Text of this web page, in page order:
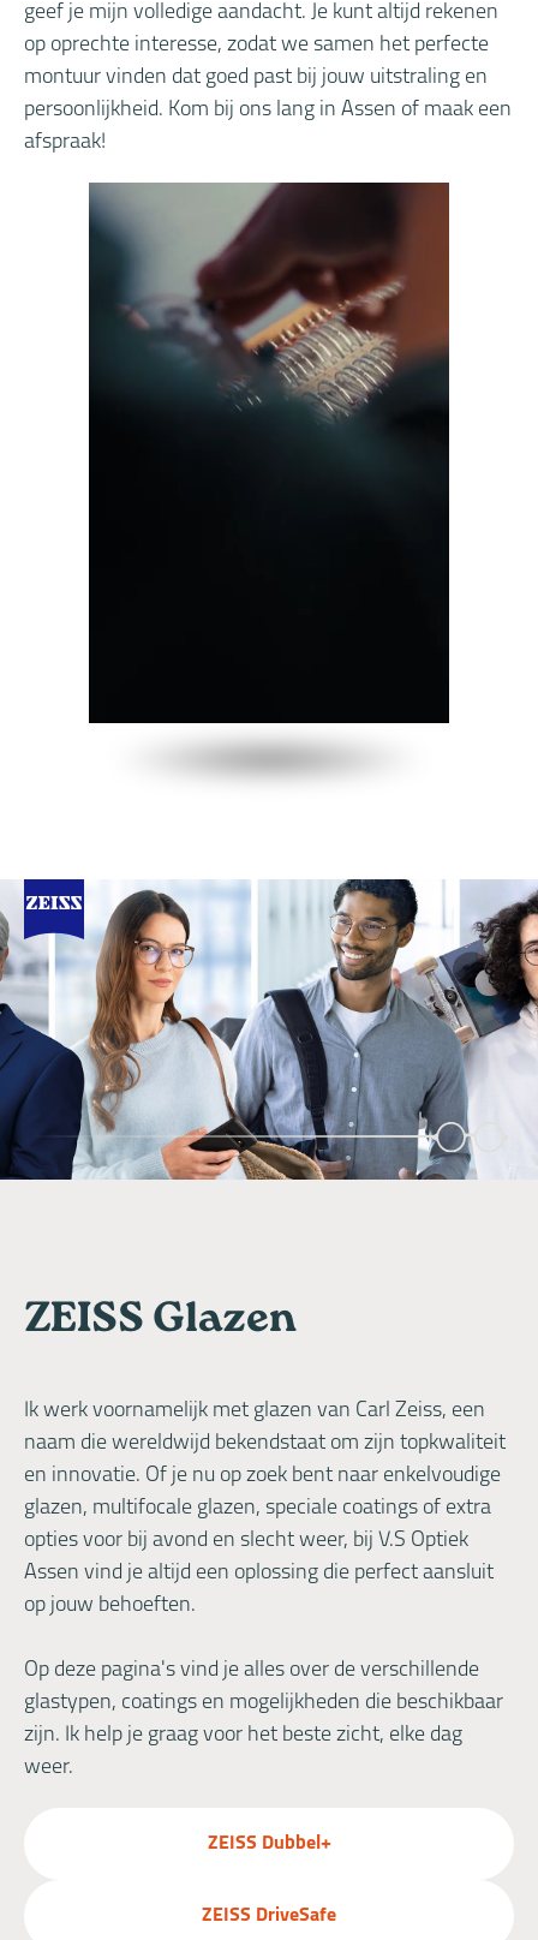
geef je mijn volledige aandacht. Je kunt altijd rekenen
op oprechte interesse, zodat we samen het perfecte
montuur vinden dat goed past bij jouw uitstraling en
persoonlijkheid. Kom bij ons lang in Assen of maak een
afspraak!
ZEISS Glazen
Ik werk voornamelijk met glazen van Carl Zeiss, een
naam die wereldwijd bekendstaat om zijn topkwaliteit
en innovatie. Of je nu op zoek bent naar enkelvoudige
glazen, multifocale glazen, speciale coatings of extra
opties voor bij avond en slecht weer, bij V.S Optiek
Assen vind je altijd een oplossing die perfect aansluit
op jouw behoeften.
Op deze pagina's vind je alles over de verschillende
glastypen, coatings en mogelijkheden die beschikbaar
zijn. Ik help je graag voor het beste zicht, elke dag
weer.
ZEISS Dubbel+
ZEISS DriveSafe